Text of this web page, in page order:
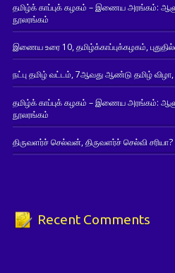
தமிழ்க் காப்புக் கழகம் – இணைய அரங்கம்:
நூலரங்கம்
இணைய உரை 10, தமிழ்க்காப்புக்கழகம்,
நட்பு தமிழ் வட்டம், 7ஆவது ஆண்டு தமிழ் விழா,
தமிழ்க் காப்புக் கழகம் – இணைய அரங்கம்:
நூலரங்கம்
திருவளர்ச் செல்வன், திருவளர்ச் செல்வி
Recent Comments